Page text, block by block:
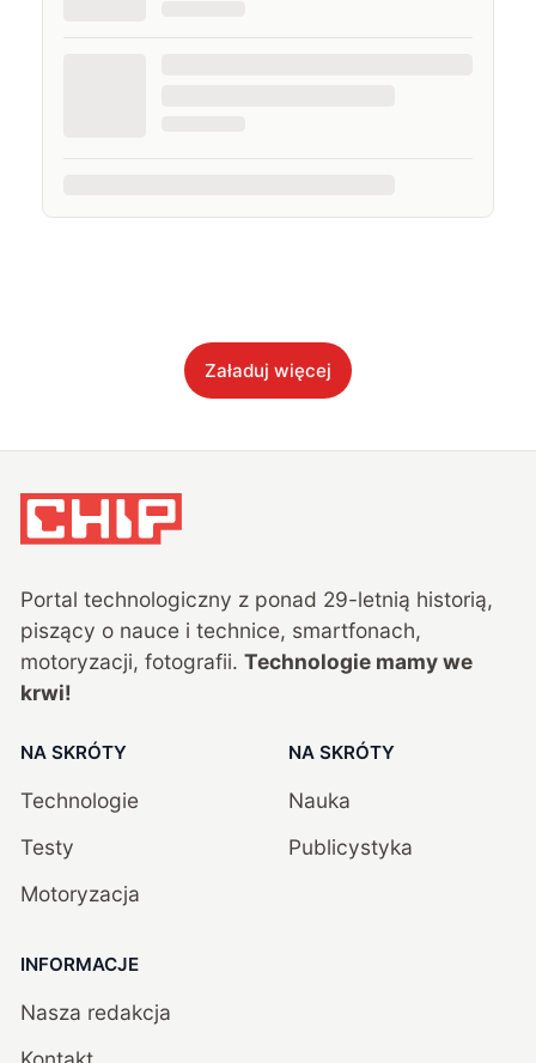
Załaduj więcej
Portal technologiczny z ponad 29-letnią historią,
piszący o nauce i technice, smartfonach,
motoryzacji, fotografii. Technologie mamy we
krwi!
NA SKRÓTY
Technologie
Testy
Motoryzacja
NA SKRÓTY
Nauka
Publicystyka
INFORMACJE
Nasza redakcja